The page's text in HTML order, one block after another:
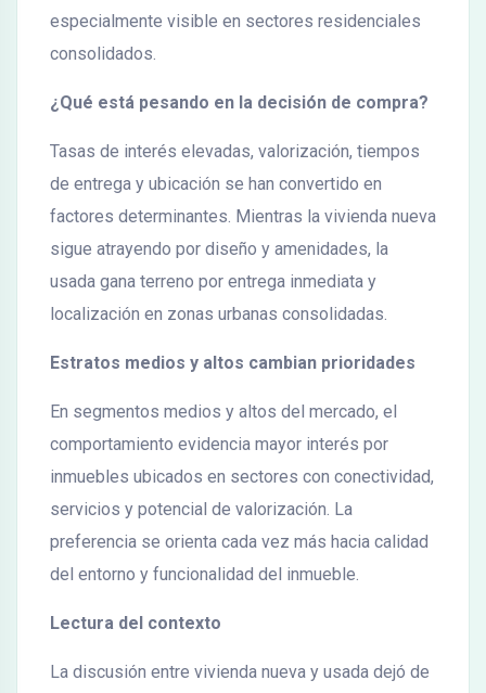
especialmente visible en sectores residenciales
consolidados.
¿Qué está pesando en la decisión de compra?
Tasas de interés elevadas, valorización, tiempos
de entrega y ubicación se han convertido en
factores determinantes. Mientras la vivienda nueva
sigue atrayendo por diseño y amenidades, la
usada gana terreno por entrega inmediata y
localización en zonas urbanas consolidadas.
Estratos medios y altos cambian prioridades
En segmentos medios y altos del mercado, el
comportamiento evidencia mayor interés por
inmuebles ubicados en sectores con conectividad,
servicios y potencial de valorización. La
preferencia se orienta cada vez más hacia calidad
del entorno y funcionalidad del inmueble.
Lectura del contexto
La discusión entre vivienda nueva y usada dejó de